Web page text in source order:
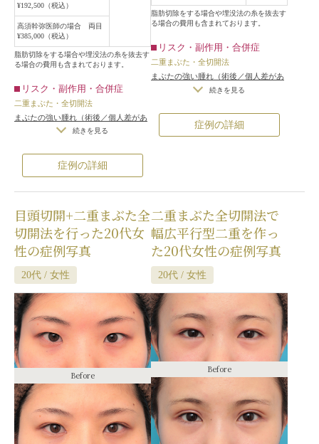
手術後は、はっきりとした二重のラ
インになり、まぶたの開きも少し良
くなりました。
¥192,500（税込）
高須幹弥医師の場合 両目
¥385,000（税込）
脂肪切除をする場合や埋没法の糸を抜去す
る場合の費用も含まれております。
リスク・副作用・合併症
二重まぶた・全切開法
まぶたの強い腫れ（術後／個人差があ
内出血（術後）/
不自然な二重（無理に二重の幅を広
/仕上がりのわずかな左右
ないことがある /二重のラインの癒着
/ 手術後の血腫
続きを見る
症例の詳細
脂肪切除をする場合や埋没法の糸を抜去す
る場合の費用も含まれております。
リスク・副作用・合併症
二重まぶた・全切開法
まぶたの強い腫れ（術後／個人差があ
内出血（術後）/
不自然な二重（無理に二重の幅を広
/仕上がりのわずかな左右
続きを見る
症例の詳細
目頭切開+二重まぶた全
切開法を行った20代女
性の症例写真
20代 / 女性
Before
二重まぶた全切開法で
幅広平行型二重を作っ
た20代女性の症例写真
20代 / 女性
Before